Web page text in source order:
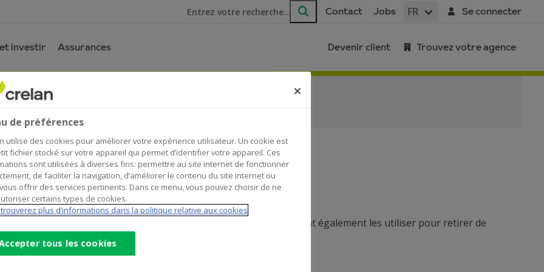
Je cherche
Rechercher
Contact Jobs FR Se connecter
investir Assurances Devenir client Trouvez votre agence
dans toute la Belgique. Les clients des autres banques peuvent également les utiliser pour retirer de
de préférences
utilise des cookies pour améliorer votre expérience utilisateur. Un cookie est
fichier stocké sur votre appareil qui permet d’identifier votre appareil. Ces
sont utilisées à diverses fins: permettre au site internet de fonctionner
de faciliter la navigation, d’améliorer le contenu du site internet ou
offrir des services pertinents. Dans ce menu, vous pouvez choisir de ne
certains types de cookies.
plus d’informations dans la politique relative aux cookies
tous les cookies